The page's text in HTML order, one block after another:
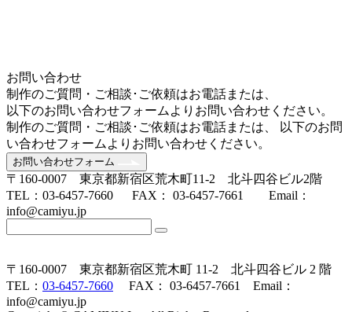
お問い合わせ
制作のご質問・ご相談･ご依頼はお電話または、
以下のお問い合わせフォームよりお問い合わせください。
制作のご質問・ご相談･ご依頼はお電話または、 以下のお問
い合わせフォームよりお問い合わせください。
お問い合わせフォーム
〒160-0007 東京都新宿区荒木町11-2 北斗四谷ビル2階
TEL：03-6457-7660 FAX： 03-6457-7661 Email：
info@camiyu.jp
〒160-0007 東京都新宿区荒木町 11-2 北斗四谷ビル 2 階
TEL： 03-6457-7660 FAX： 03-6457-7661 Email：
info@camiyu.jp